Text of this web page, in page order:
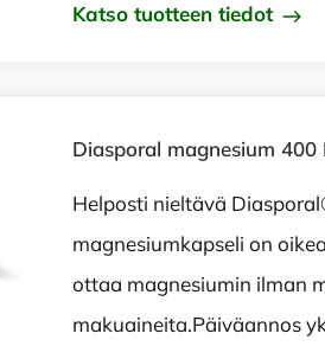
Katso tuotteen tiedot
Diasporal magnesium 400
Helposti nieltävä
magnesiumkapseli on
ottaa magnesiumin ilman
makuaineita.Päiväannos